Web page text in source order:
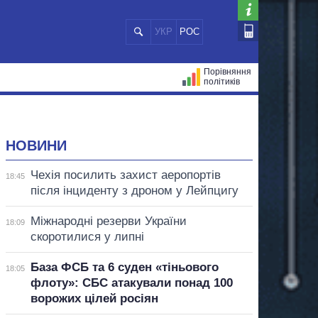
УКР РОС
Порівняння
політиків
НОВИНИ
18:45
Чехія посилить захист аеропортів
після інциденту з дроном у Лейпцигу
18:09
Міжнародні резерви України
скоротилися у липні
18:05
База ФСБ та 6 суден «тіньового
флоту»: СБС атакували понад 100
ворожих цілей росіян